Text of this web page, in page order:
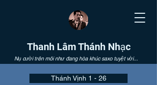
Thanh Lâm Thánh Nhạc
Nụ cười trên môi như đang hòa khúc saxo tuyệt vời...
Thánh Vịnh 1 - 26